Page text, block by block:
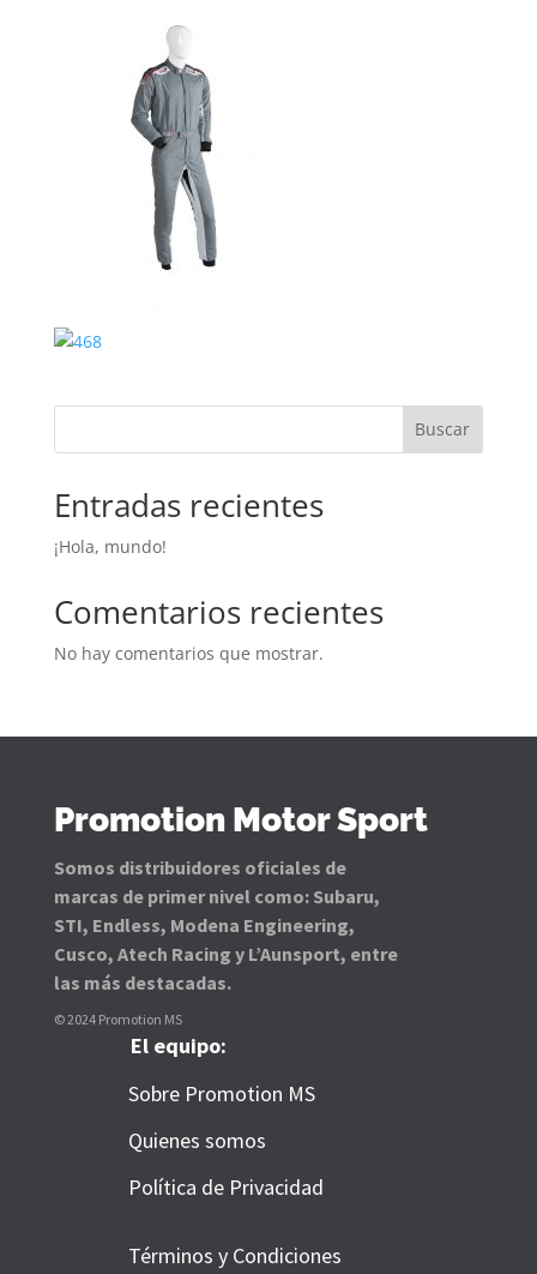
Buscar
Entradas recientes
¡Hola, mundo!
Comentarios recientes
No hay comentarios que mostrar.
Promotion Motor Sport
Somos distribuidores oficiales de
marcas de primer nivel como: Subaru,
STI, Endless, Modena Engineering,
Cusco, Atech Racing y L’Aunsport, entre
las más destacadas.
© 2024 Promotion MS
El equipo:
Sobre Promotion MS
Quienes somos
Política de Privacidad
Términos y Condiciones